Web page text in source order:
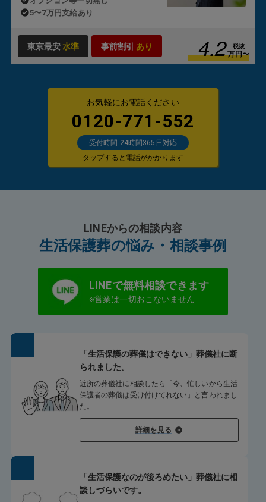
5〜7万円支給あり
東京最安水準 事前割引 あり 4.2 税抜
万円〜
お気軽にお電話ください
0120-771-552
受付時間 24時間365日対応
タップすると電話がかかります
LINEからの相談内容
生活保護葬の悩み・相談事例
LINEで無料相談できます
※営業は一切おこないません
「生活保護の葬儀はできない」葬儀社に断
られました。
近所の葬儀社に相談したら「今、忙しいから生活
保護者の葬儀は受け付けてれない」と言われまし
た。
詳細を見る
「生活保護なのが後ろめたい」葬儀社に相
談しづらいです。